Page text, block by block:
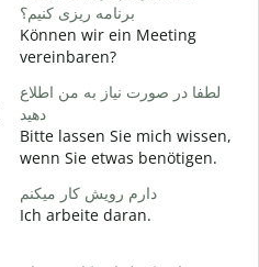
برنامه ریزی کنیم؟
Können wir ein Meeting
vereinbaren?
لطفا در صورت نیاز به من اطلاع
دهید
Bitte lassen Sie mich wissen,
wenn Sie etwas benötigen.
دارم رویش کار میکنم
Ich arbeite daran.